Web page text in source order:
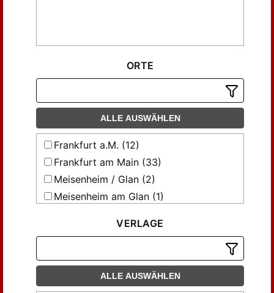
ORTE
ALLE AUSWÄHLEN
Frankfurt a.M. (12)
Frankfurt am Main (33)
Meisenheim / Glan (2)
Meisenheim am Glan (1)
VERLAGE
ALLE AUSWÄHLEN